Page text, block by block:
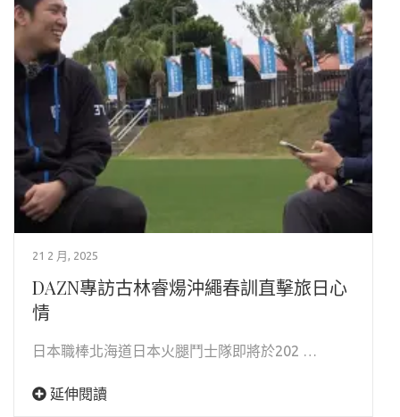
21 2 月, 2025
DAZN專訪古林睿煬沖繩春訓直擊旅日心
情
日本職棒北海道日本火腿鬥士隊即將於202 …
延伸閱讀